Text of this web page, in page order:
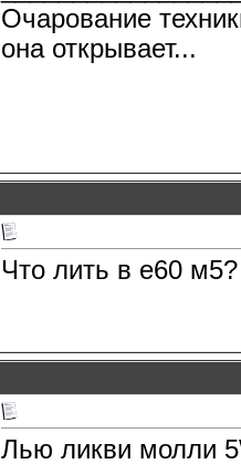
Очарование
она открывает...
Что лить в е60 м5?
Лью ликви молли